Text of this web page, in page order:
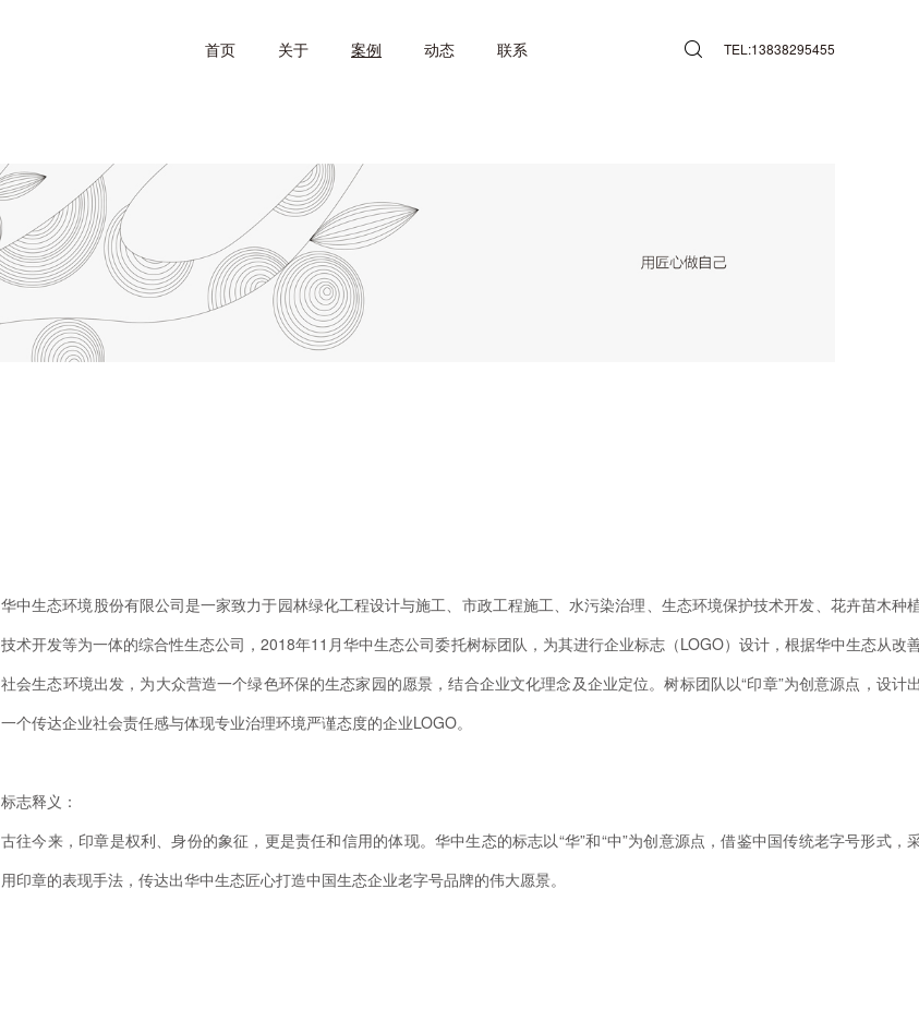
首页 关于 案例 动态 联系 TEL:13838295455
华中生态环境股份有限公司是一家致力于园林绿化工程设计与施工、市政工程施工、水污染治理、生态环境保护技术开发、花卉苗木种
技术开发等为一体的综合性生态公司，2018年11月华中生态公司委托树标团队，为其进行企业标志（LOGO）设计，根据华中生态从改
社会生态环境出发，为大众营造一个绿色环保的生态家园的愿景，结合企业文化理念及企业定位。树标团队以“印章”为创意源点，设计
一个传达企业社会责任感与体现专业治理环境严谨态度的企业LOGO。
标志释义：
古往今来，印章是权利、身份的象征，更是责任和信用的体现。华中生态的标志以“华”和“中”为创意源点，借鉴中国传统老字号形式，
用印章的表现手法，传达出华中生态匠心打造中国生态企业老字号品牌的伟大愿景。